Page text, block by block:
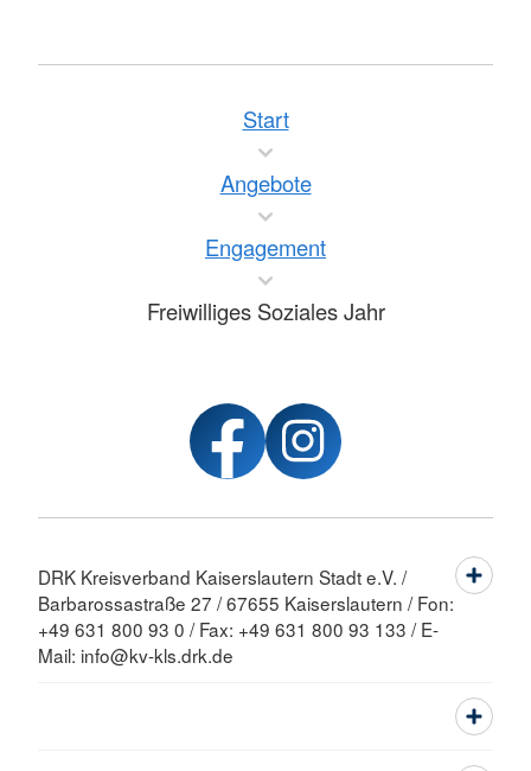
Start
Angebote
Engagement
Freiwilliges Soziales Jahr
DRK Kreisverband Kaiserslautern Stadt e.V. /
Barbarossastraße 27 / 67655 Kaiserslautern / Fon:
+49 631 800 93 0 / Fax: +49 631 800 93 133 / E-
Mail: info@kv-kls.drk.de